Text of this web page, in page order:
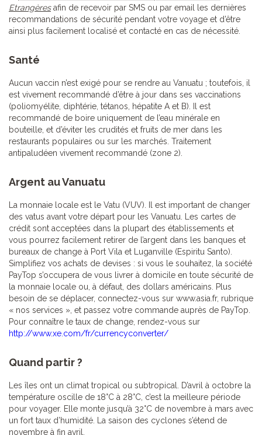
Etrangèresafin de recevoir par SMS ou par email les dernières
recommandations de sécurité pendant votre voyage et d’être
ainsi plus facilement localisé et contacté en cas de nécessité.
Santé
Aucun vaccin n’est exigé pour se rendre au Vanuatu ; toutefois, il
est vivement recommandé d’être à jour dans ses vaccinations
(poliomyélite, diphtérie, tétanos, hépatite A et B). Il est
recommandé de boire uniquement de l’eau minérale en
bouteille, et d’éviter les crudités et fruits de mer dans les
restaurants populaires ou sur les marchés. Traitement
antipaludéen vivement recommandé (zone 2).
Argent au Vanuatu
La monnaie locale est le Vatu (VUV). Il est important de changer
des vatus avant votre départ pour les Vanuatu. Les cartes de
crédit sont acceptées dans la plupart des établissements et
vous pourrez facilement retirer de l’argent dans les banques et
bureaux de change à Port Vila et Luganville (Espiritu Santo).
Simplifiez vos achats de devises : si vous le souhaitez, la société
PayTop s’occupera de vous livrer à domicile en toute sécurité de
la monnaie locale ou, à défaut, des dollars américains. Plus
besoin de se déplacer, connectez-vous sur www.asia.fr, rubrique
« nos services », et passez votre commande auprès de PayTop.
Pour connaître le taux de change, rendez-vous sur
http://www.xe.com/fr/currencyconverter/
Quand partir ?
Les îles ont un climat tropical ou subtropical. D’avril à octobre la
température oscille de 18°C à 28°C, c’est la meilleure période
pour voyager. Elle monte jusqu’à 32°C de novembre à mars avec
un fort taux d’humidité. La saison des cyclones s’étend de
novembre à fin avril.